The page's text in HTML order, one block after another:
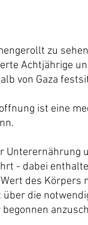
zu
Achtjährige
von Gaza
ist eine
Unterernährung
- dabei
des Körpers
die